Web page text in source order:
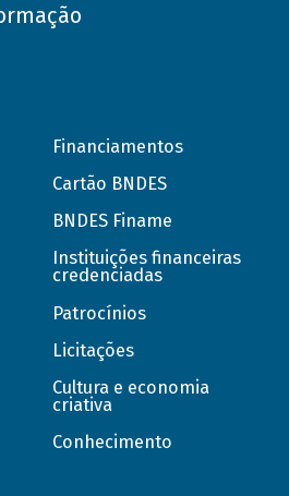
Financiamentos
Cartão BNDES
BNDES Finame
Instituições financeiras
credenciadas
Patrocínios
Licitações
Cultura e economia
criativa
Conhecimento